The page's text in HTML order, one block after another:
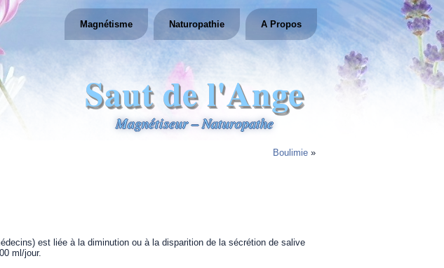
Saut de l'Ange
Magnétiseur – Naturopathe
Magnétisme Naturopathie A Propos
Boulimie »
est liée à la diminution ou à la disparition de la sécrétion de salive
ml/jour.